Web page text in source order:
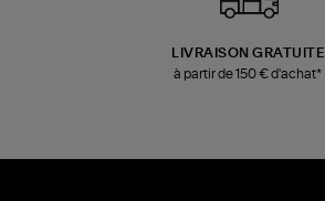
LIVRAISON GRATUITE
à partir de 150 € d'achat*